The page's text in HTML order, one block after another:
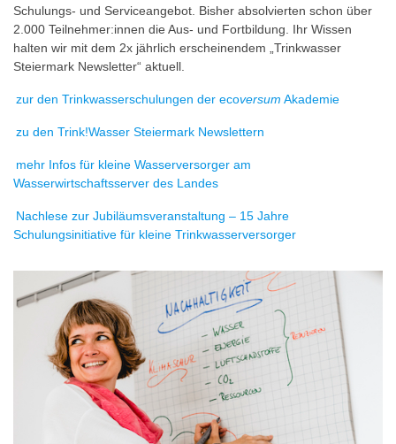
Schulungs- und Serviceangebot. Bisher absolvierten schon über
2.000 Teilnehmer:innen die Aus- und Fortbildung. Ihr Wissen
halten wir mit dem 2x jährlich erscheinendem „Trinkwasser
Steiermark Newsletter“ aktuell.
zur den Trinkwasserschulungen der ecoversum Akademie
zu den Trink!Wasser Steiermark Newslettern
mehr Infos für kleine Wasserversorger am
Wasserwirtschaftsserver des Landes
Nachlese zur Jubiläumsveranstaltung – 15 Jahre
Schulungsinitiative für kleine Trinkwasserversorger